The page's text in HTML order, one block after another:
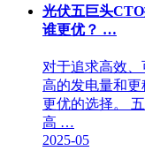
光伏五巨头
谁更优？ …
对于追求高效
高的发电量和
更优的选择。
高 …
2025-05